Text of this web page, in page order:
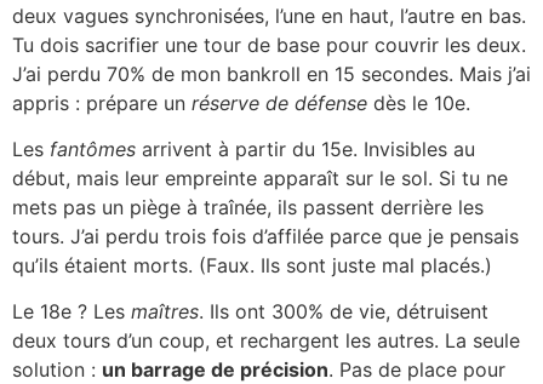
deux vagues synchronisées, l’une en haut, l’autre en bas.
Tu dois sacrifier une tour de base pour couvrir les deux.
J’ai perdu 70% de mon bankroll en 15 secondes. Mais j’ai
appris : prépare un réserve de défense dès le 10e.
Les fantômes arrivent à partir du 15e. Invisibles au
début, mais leur empreinte apparaît sur le sol. Si tu ne
mets pas un piège à traînée, ils passent derrière les
tours. J’ai perdu trois fois d’affilée parce que je pensais
qu’ils étaient morts. (Faux. Ils sont juste mal placés.)
Le 18e ? Les maîtres. Ils ont 300% de vie, détruisent
deux tours d’un coup, et rechargent les autres. La seule
solution : un barrage de précision. Pas de place pour